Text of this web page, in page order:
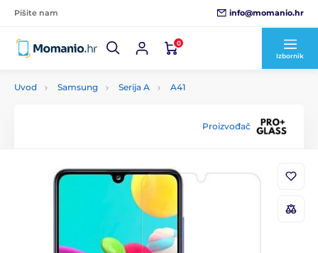
Pišite nam info@momanio.hr
0
Izbornik
Uvod Samsung Serija A A41
Proizvođač